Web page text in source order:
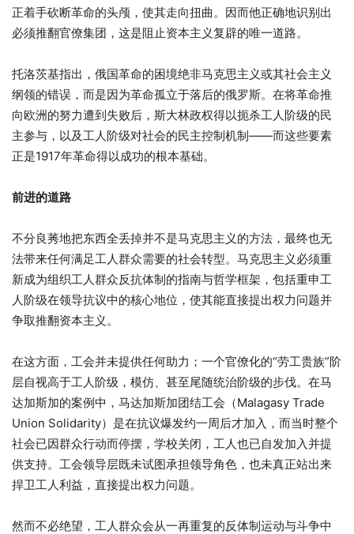
正着手砍断革命的头颅，使其走向扭曲。因而他正确地识别出
必须推翻官僚集团，这是阻止资本主义复辟的唯一道路。
托洛茨基指出，俄国革命的困境绝非马克思主义或其社会主义
纲领的错误，而是因为革命孤立于落后的俄罗斯。在将革命推
向欧洲的努力遭到失败后，斯大林政权得以扼杀工人阶级的民
主参与，以及工人阶级对社会的民主控制机制——而这些要素
正是1917年革命得以成功的根本基础。
前进的道路
不分良莠地把东西全丢掉并不是马克思主义的方法，最终也无
法带来任何满足工人群众需要的社会转型。马克思主义必须重
新成为组织工人群众反抗体制的指南与哲学框架，包括重申工
人阶级在领导抗议中的核心地位，使其能直接提出权力问题并
争取推翻资本主义。
在这方面，工会并未提供任何助力；一个官僚化的“劳工贵族”阶
层自视高于工人阶级，模仿、甚至尾随统治阶级的步伐。在马
达加斯加的案例中，马达加斯加团结工会（Malagasy Trade
Union Solidarity）是在抗议爆发约一周后才加入，而当时整个
社会已因群众行动而停摆，学校关闭，工人也已自发加入并提
供支持。工会领导层既未试图承担领导角色，也未真正站出来
捍卫工人利益，直接提出权力问题。
然而不必绝望，工人群众会从一再重复的反体制运动与斗争中